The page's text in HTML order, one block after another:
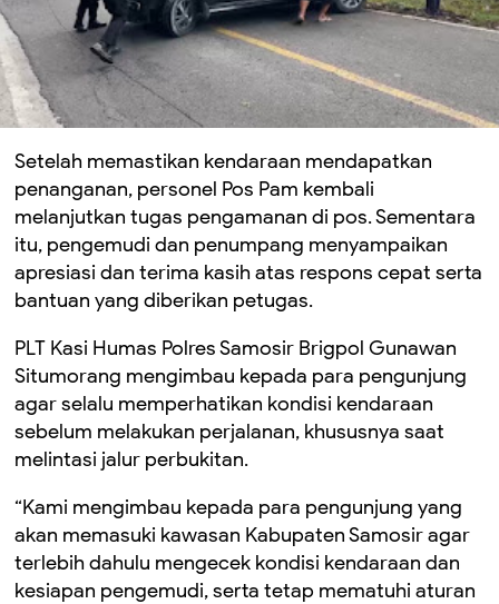
Setelah memastikan kendaraan mendapatkan
penanganan, personel Pos Pam kembali
melanjutkan tugas pengamanan di pos. Sementara
itu, pengemudi dan penumpang menyampaikan
apresiasi dan terima kasih atas respons cepat serta
bantuan yang diberikan petugas.
PLT Kasi Humas Polres Samosir Brigpol Gunawan
Situmorang mengimbau kepada para pengunjung
agar selalu memperhatikan kondisi kendaraan
sebelum melakukan perjalanan, khususnya saat
melintasi jalur perbukitan.
“Kami mengimbau kepada para pengunjung yang
akan memasuki kawasan Kabupaten Samosir agar
terlebih dahulu mengecek kondisi kendaraan dan
kesiapan pengemudi, serta tetap mematuhi aturan